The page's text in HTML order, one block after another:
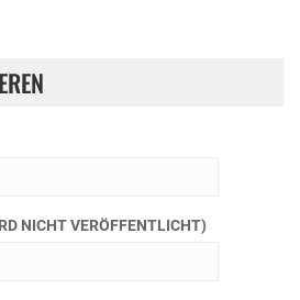
NICHT VERÖFFENTLICHT)